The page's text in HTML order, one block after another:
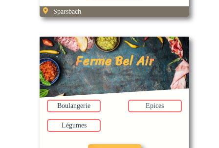
Sparsbach
Ferme Bel Air
Boulangerie Epices
Légumes